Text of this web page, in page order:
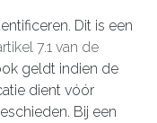
Dit is een
7.1 van de
geldt indien de
dient vóór
Bij een